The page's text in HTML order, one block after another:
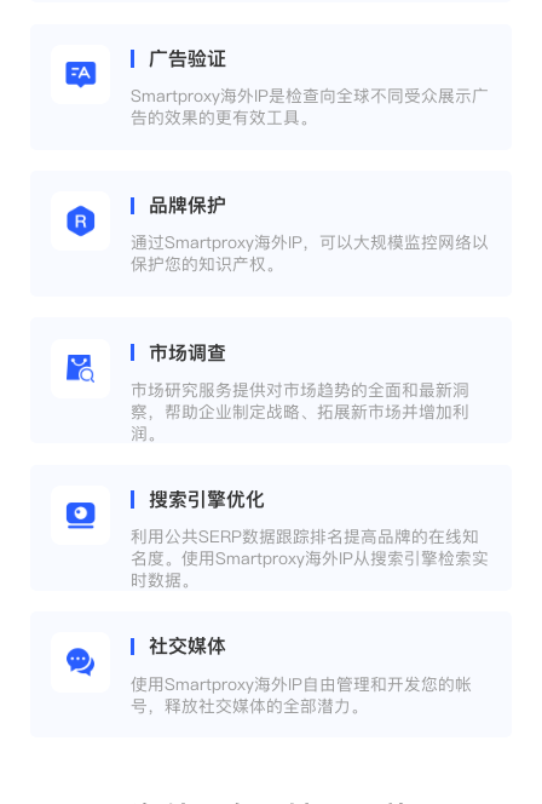
广告验证
Smartproxy海外IP是检查向全球不同受众展示广
告的效果的更有效工具。
品牌保护
通过Smartproxy海外IP，可以大规模监控网络以
保护您的知识产权。
市场调查
市场研究服务提供对市场趋势的全面和最新洞
察，帮助企业制定战略、拓展新市场并增加利
润。
搜索引擎优化
利用公共SERP数据跟踪排名提高品牌的在线知
名度。使用Smartproxy海外IP从搜索引擎检索实
时数据。
社交媒体
使用Smartproxy海外IP自由管理和开发您的帐
号，释放社交媒体的全部潜力。